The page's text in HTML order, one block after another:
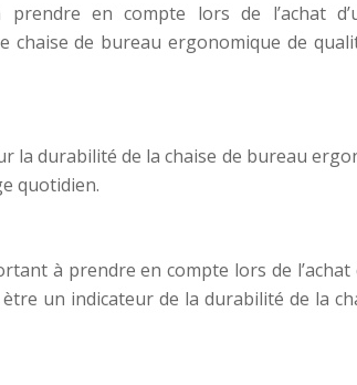
en compte lors de l’achat
chaise de bureau ergonomique de
la durabilité de la chaise de bureau
quotidien.
à prendre en compte lors de l’achat
un indicateur de la durabilité de la